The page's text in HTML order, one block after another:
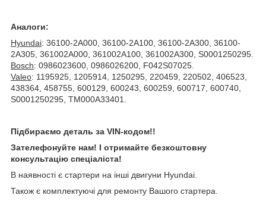
Аналоги:
Hyundai: 36100-2A000, 36100-2A100, 36100-2A300, 36100-
2A305, 361002A000, 361002A100, 361002A300, S0001250295.
Bosch: 0986023600, 0986026200, F042S07025.
Valeo: 1195925, 1205914, 1250295, 220459, 220502, 406523,
438364, 458755, 600129, 600243, 600259, 600717, 600740,
S0001250295, TM000A33401.
Підбираємо деталь за VIN-кодом!!
Зателефонуйте нам! І отримайте безкоштовну
консультацію спеціаліста!
В наявності є стартери на інші двигуни Hyundai.
Також є комплектуючі для ремонту Вашого стартера.